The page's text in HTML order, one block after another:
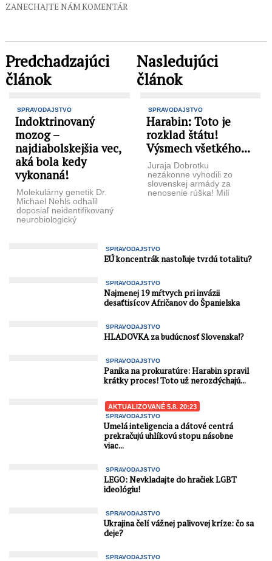
ZANECHAJTE NÁM KOMENTÁR
Predchadzajúci
článok
SPRAVODAJSTVO
Indoktrinovaný
mozog –
najdiabolskejšia vec,
aká bola kedy
vykonaná!
Molekulárny genetik Dr.
Michael Nehls odhalil
doposiaľ neidentifikovaný
neurobiologický
Nasledujúci
článok
SPRAVODAJSTVO
Harabin: Toto je
rozklad štátu!
Výsmech všetkého...
Juraja Dobrotku
nezákonne vyhodili zo
slovenskej armády za
nenosenie rúška! Milí
SPRAVODAJSTVO
EÚ koncentrák nastoľuje tvrdú totalitu?
SPRAVODAJSTVO
Najmenej 19 mŕtvych pri invázii
desaťtisícov Afričanov do Španielska
SPRAVODAJSTVO
HLADOVKA za budúcnosť Slovenska⁉️
SPRAVODAJSTVO
Panika na prokuratúre: Harabin spravil
krátky proces! Toto už nerozdýchajú...
AKTUALIZOVANÉ 5.8. 20:23
SPRAVODAJSTVO
Umelá inteligencia a dátové centrá
prekračujú uhlíkovú stopu násobne
viac...
SPRAVODAJSTVO
LEGO: Nevkladajte do hračiek LGBT
ideológiu!
SPRAVODAJSTVO
Ukrajina čelí vážnej palivovej kríze: čo sa
deje?
SPRAVODAJSTVO